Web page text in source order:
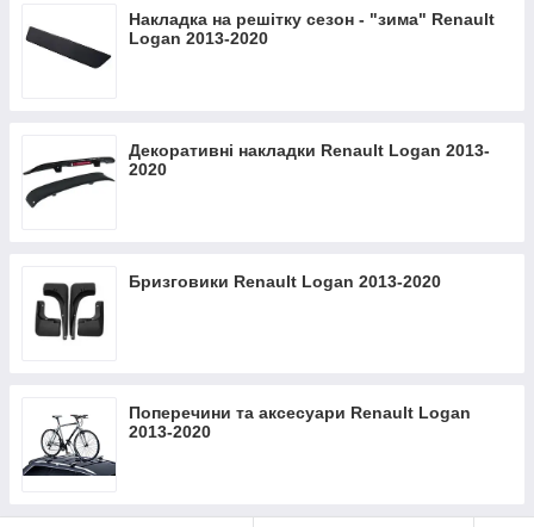
Накладка на решітку сезон - "зима" Renault
Logan 2013-2020
Декоративні накладки Renault Logan 2013-
2020
Бризговики Renault Logan 2013-2020
Поперечини та аксесуари Renault Logan
2013-2020